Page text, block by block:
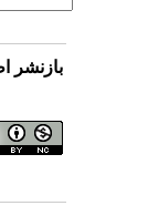
بازنشر